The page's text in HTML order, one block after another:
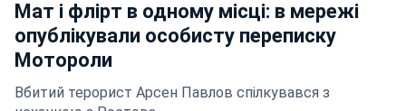
Мат і флірт в одному місці: в мережі
опублікували особисту переписку
Мотороли
Вбитий терорист Арсен Павлов спілкувався з